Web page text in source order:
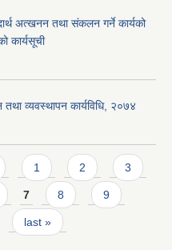
अत्खनन तथा संकलन गर्ने कार्यको
कार्यसूची
तथा व्यवस्थापन कार्यविधि, २०७४
1 2 3
7 8 9
last »